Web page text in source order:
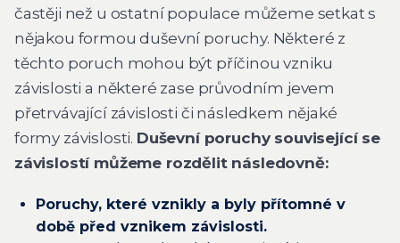
častěji než u ostatní populace můžeme setkat s
nějakou formou duševní poruchy. Některé z
těchto poruch mohou být příčinou vzniku
závislosti a některé zase průvodním jevem
přetrvávající závislosti či následkem nějaké
formy závislosti. Duševní poruchy související se
závislostí můžeme rozdělit následovně:
Poruchy, které vznikly a byly přítomné v
době před vznikem závislosti.